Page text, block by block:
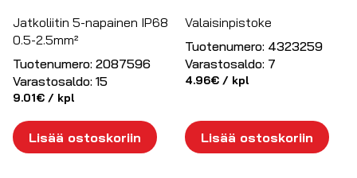
Jatkoliitin 5-napainen IP68
0.5-2.5mm²
Tuotenumero: 2087596
Varastosaldo: 15
9.01€ / kpl
Lisää ostoskoriin
Valaisinpistoke
Tuotenumero: 4323259
Varastosaldo: 7
4.96€ / kpl
Lisää ostoskoriin